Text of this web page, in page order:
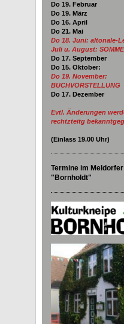
Do 19. Februar
Do 19. März
Do 16. April
Do 21. Mai
Do 18. Juni: altonale-
Juli u. August:
Do 17. September
Do 15. Oktober:
Do 19. November:
BUCHVORSTELLUNG
Do 17. Dezember
Evtl. Änderungen
rechtzteitg
(Einlass 19.00 Uhr)
Termine im Meldorfer
"Bornholdt"